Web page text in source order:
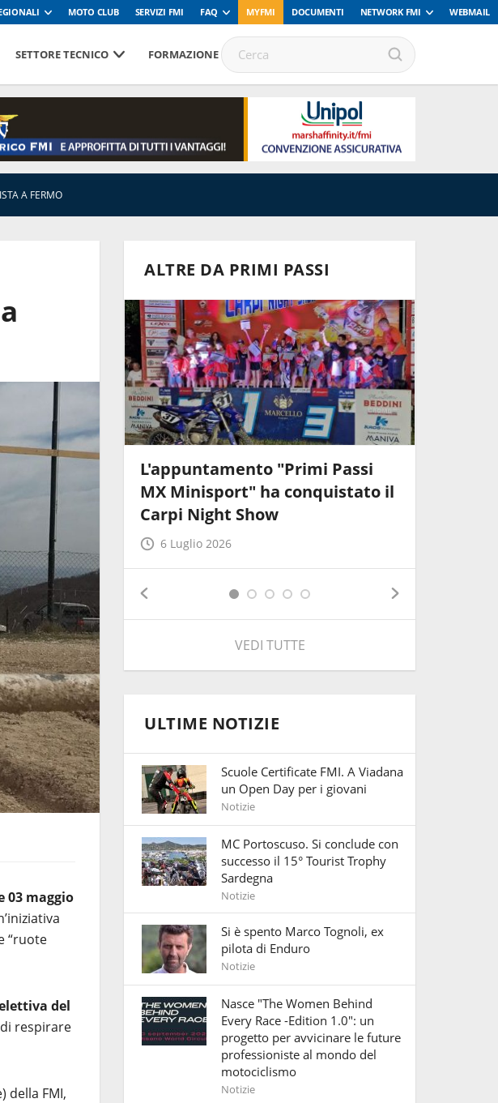
MOTO CLUB SERVIZI FMI FAQ MYFMI DOCUMENTI NETWORK FMI WEBMAIL
SETTORE TECNICO FORMAZIONE
A FERMO
03 maggio
“ruote
del
respirare
della FMI,
ALTRE DA PRIMI PASSI
della
L'appuntamento "Primi Passi
MX Minisport" ha conquistato il
Carpi Night Show
6 Luglio 2026
VEDI TUTTE
ULTIME NOTIZIE
Scuole Certificate FMI. A Viadana
un Open Day per i giovani
Notizie
MC Portoscuso. Si conclude con
successo il 15° Tourist Trophy
Sardegna
Notizie
Si è spento Marco Tognoli, ex
pilota di Enduro
Notizie
Nasce "The Women Behind
Every Race -Edition 1.0": un
progetto per avvicinare le future
professioniste al mondo del
motociclismo
Notizie